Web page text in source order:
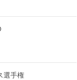
選手権